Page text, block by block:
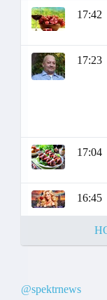
17:42
17:23
17:04
16:45
@spektrnews